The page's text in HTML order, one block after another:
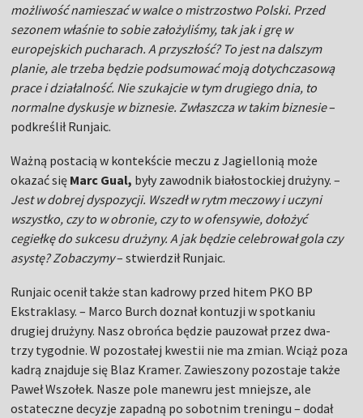
możliwość namieszać w walce o mistrzostwo Polski. Przed
sezonem właśnie to sobie założyliśmy, tak jak i grę w
europejskich pucharach. A przyszłość? To jest na dalszym
planie, ale trzeba będzie podsumować moją dotychczasową
prace i działalność. Nie szukajcie w tym drugiego dnia, to
normalne dyskusje w biznesie. Zwłaszcza w takim biznesie–
podkreślił Runjaic.
Ważną postacią w kontekście meczu z Jagiellonią może
okazać się Marc Gual, były zawodnik białostockiej drużyny. –
Jest w dobrej dyspozycji. Wszedł w rytm meczowy i uczyni
wszystko, czy to w obronie, czy to w ofensywie, dołożyć
cegiełkę do sukcesu drużyny. A jak będzie celebrował gola czy
asystę? Zobaczymy– stwierdził Runjaic.
Runjaic ocenił także stan kadrowy przed hitem PKO BP
Ekstraklasy. – Marco Burch doznał kontuzji w spotkaniu
drugiej drużyny. Nasz obrońca będzie pauzował przez dwa-
trzy tygodnie. W pozostałej kwestii nie ma zmian. Wciąż poza
kadrą znajduje się Blaz Kramer. Zawieszony pozostaje także
Paweł Wszołek. Nasze pole manewru jest mniejsze, ale
ostateczne decyzje zapadną po sobotnim treningu – dodał